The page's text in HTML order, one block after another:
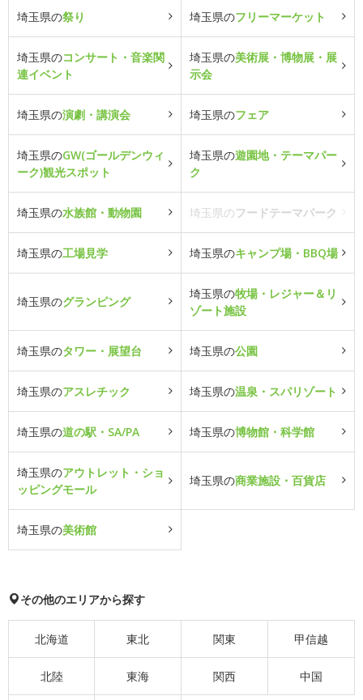
埼玉県の祭り 埼玉県のフリーマーケット
埼玉県のコンサート・音楽関
連イベント
埼玉県の美術展・博物展・展
示会
埼玉県の演劇・講演会 埼玉県のフェア
埼玉県のGW(ゴールデンウィ
ーク)観光スポット
埼玉県の遊園地・テーマパー
ク
埼玉県の水族館・動物園 埼玉県のフードテーマパーク
埼玉県の工場見学 埼玉県のキャンプ場・BBQ場
埼玉県のグランピング
埼玉県の牧場・レジャー＆リ
ゾート施設
埼玉県のタワー・展望台 埼玉県の公園
埼玉県のアスレチック 埼玉県の温泉・スパリゾート
埼玉県の道の駅・SA/PA 埼玉県の博物館・科学館
埼玉県のアウトレット・ショ
ッピングモール
埼玉県の商業施設・百貨店
埼玉県の美術館
その他のエリアから探す
北海道 東北 関東 甲信越
北陸 東海 関西 中国